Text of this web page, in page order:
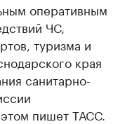
оперативным
ЧС,
туризма и
края
санитарно-
пишет ТАСС.